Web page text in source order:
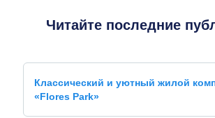
Читайте последние
Классический и уютный жилой
«Flores Park»